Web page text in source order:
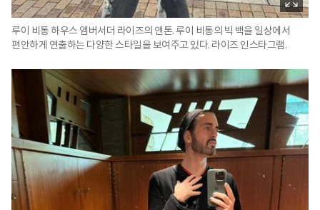
루이 비통 하우스 앰버서더 라이즈의 앤톤. 루이 비통의 빅 백을 일상에서
편안하게 연출하는 다양한 스타일을 보여주고 있다. 라이즈 인스타그램.